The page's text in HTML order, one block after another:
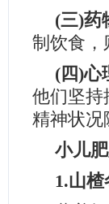
(三)药
制饮食，
(四)心
他们坚持
精神状况
小儿
1.山